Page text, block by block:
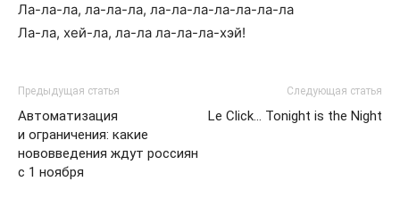
Ла-ла-ла, ла-ла-ла, ла-ла-ла-ла-ла-ла-ла
Ла-ла, хей-ла, ла-ла ла-ла-ла-хэй!
Предыдущая статья
Автоматизация
и ограничения: какие
нововведения ждут россиян
с 1 ноября
Следующая статья
Le Click… Tonight is the Night